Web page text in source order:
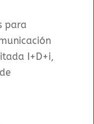
para
I+D+i,